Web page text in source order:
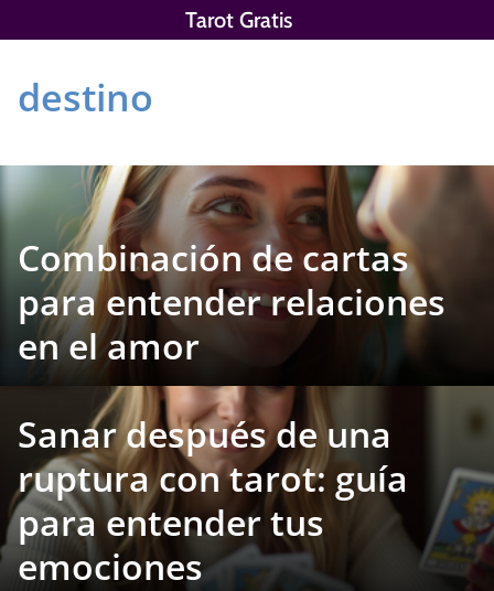
al
Tarot Gratis
destino
Combinación de cartas
para entender relaciones
en el amor
Sanar después de una
ruptura con tarot: guía
para entender tus
emociones